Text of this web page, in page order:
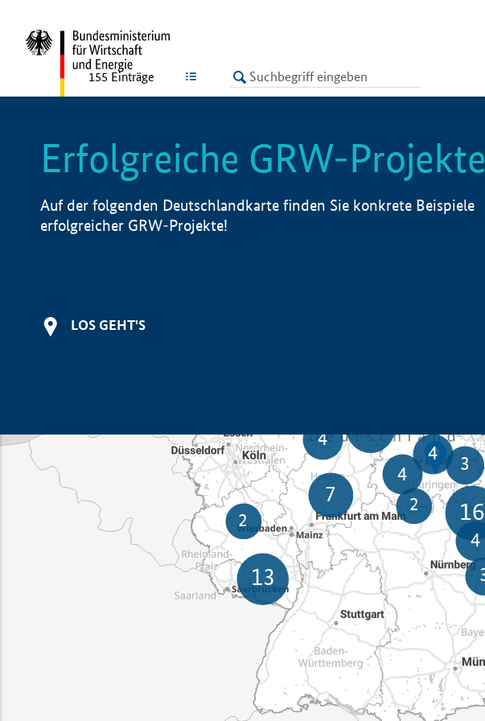
LISTE
155 Einträge
Erfolgreiche GRW-Projekte
Auf der folgenden Deutschlandkarte finden Sie konkrete Beispiele
erfolgreicher GRW-Projekte!
LOS GEHT'S